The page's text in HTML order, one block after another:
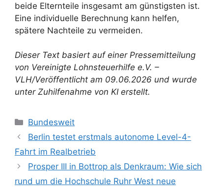
beide Elternteile insgesamt am günstigsten ist.
Eine individuelle Berechnung kann helfen,
spätere Nachteile zu vermeiden.
Dieser Text basiert auf einer Pressemitteilung
von Vereinigte Lohnsteuerhilfe e.V. –
VLH/Veröffentlicht am 09.06.2026 und wurde
unter Zuhilfenahme von KI erstellt.
Kategorien
Bundesweit
Berlin testet erstmals autonome Level-4-
Fahrt im Realbetrieb
Prosper III in Bottrop als Denkraum: Wie sich
rund um die Hochschule Ruhr West neue